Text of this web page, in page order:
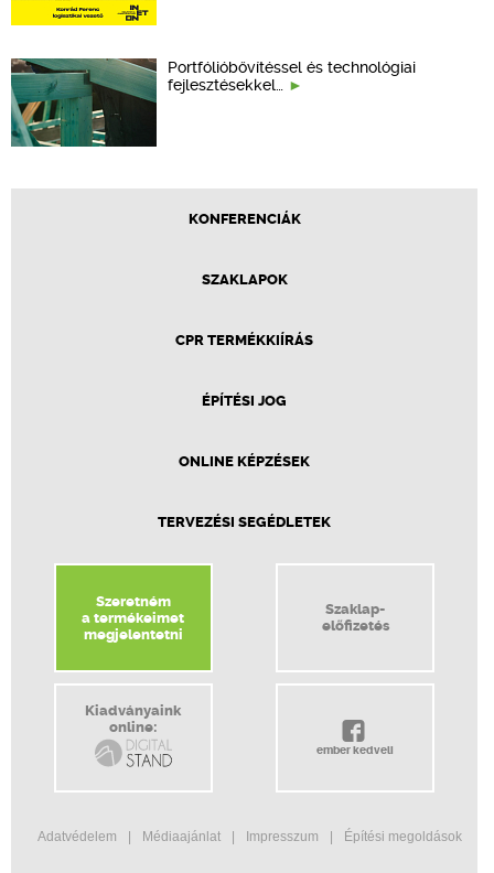
Portfólióbővítéssel és technológiai
fejlesztésekkel…
KONFERENCIÁK
SZAKLAPOK
CPR TERMÉKKIÍRÁS
ÉPÍTÉSI JOG
ONLINE KÉPZÉSEK
TERVEZÉSI SEGÉDLETEK
Szeretném
a termékeimet
megjelentetni
Szaklap-
előfizetés
Kiadványaink
online:
ember kedveli
Adatvédelem Médiaajánlat Impresszum Építési megoldások